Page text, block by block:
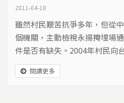
2011-04-18
雖然村民艱苦抗爭多年，但從
個機關，主動檢視永揚掩埋場
件是否有缺失。2004年村民向
加入專業力量、並展開一連串
出現轉機...
閱讀更多